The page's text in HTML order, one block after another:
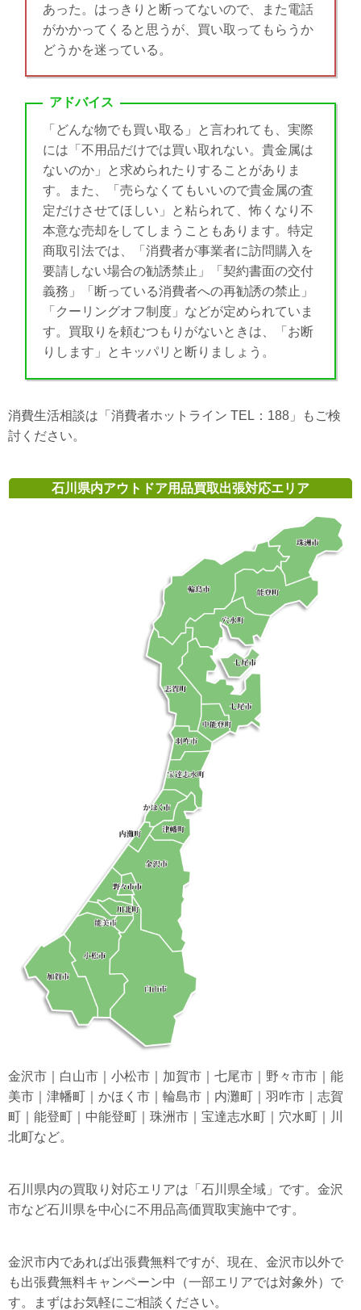
あった。はっきりと断ってないので、また電話
がかかってくると思うが、買い取ってもらうか
どうかを迷っている。
アドバイス
「どんな物でも買い取る」と言われても、実際
には「不用品だけでは買い取れない。貴金属は
ないのか」と求められたりすることがありま
す。また、「売らなくてもいいので貴金属の査
定だけさせてほしい」と粘られて、怖くなり不
本意な売却をしてしまうこともあります。特定
商取引法では、「消費者が事業者に訪問購入を
要請しない場合の勧誘禁止」「契約書面の交付
義務」「断っている消費者への再勧誘の禁止」
「クーリングオフ制度」などが定められていま
す。買取りを頼むつもりがないときは、「お断
りします」とキッパリと断りましょう。
消費生活相談は「消費者ホットライン TEL：188」もご検
討ください。
石川県内アウトドア用品買取出張対応エリア
金沢市｜白山市｜小松市｜加賀市｜七尾市｜野々市市｜能
美市｜津幡町｜かほく市｜輪島市｜内灘町｜羽咋市｜志賀
町｜能登町｜中能登町｜珠洲市｜宝達志水町｜穴水町｜川
北町など。
石川県内の買取り対応エリアは「石川県全域」です。金沢
市など石川県を中心に不用品高価買取実施中です。
金沢市内であれば出張費無料ですが、現在、金沢市以外で
も出張費無料キャンペーン中（一部エリアでは対象外）で
す。まずはお気軽にご相談ください。